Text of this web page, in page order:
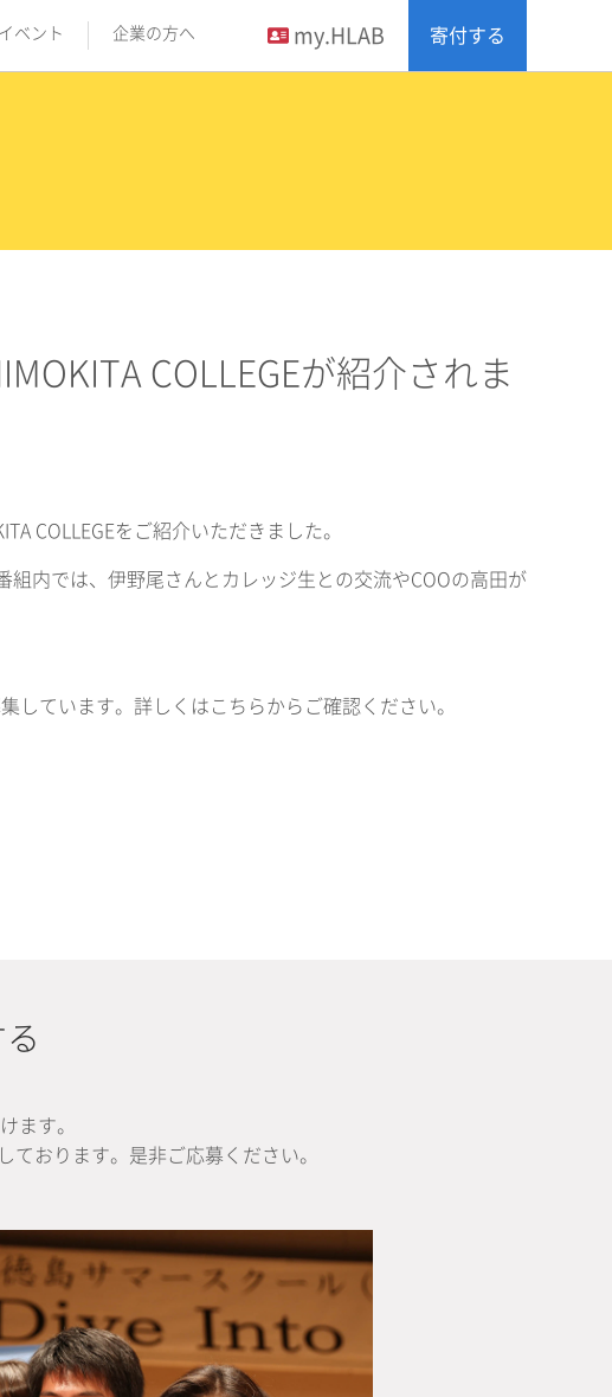
イベント 企業の方へ my.HLAB 寄付する
COLLEGEが紹介されま
COLLEGEをご紹介いただきました。
組内では、伊野尾さんとカレッジ生との交流やCOOの高田が
しています。詳しくはこちらからご確認ください。
ます。
おります。是非ご応募ください。